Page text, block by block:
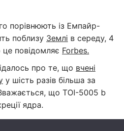
порівнюють із Емпайр-
поблизу Землі в середу, 4
повідомляє Forbes.
про те, що вчені
у шість разів більша за
що TOI-5005 b
ядра.